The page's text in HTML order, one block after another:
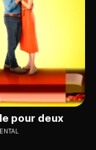
pour deux